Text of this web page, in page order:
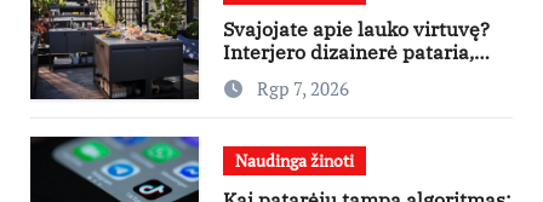
Svajojate apie lauko virtuvę?
Interjero dizainerė pataria,
nuo ko pradėti
Rgp 7, 2026
Naudinga žinoti